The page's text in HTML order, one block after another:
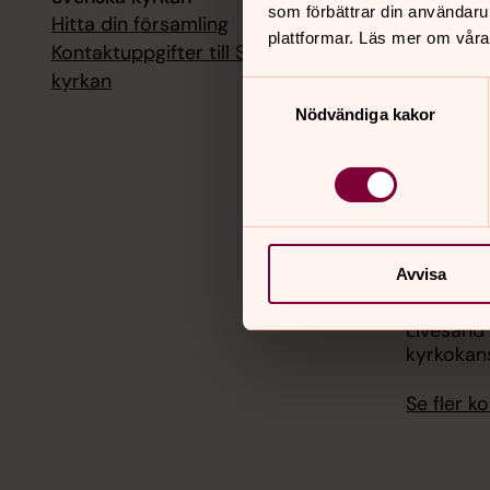
som förbättrar din
plattformar. Läs mer om
Nödvändiga kakor
Avvisa
Hitta din församling
Kontaktuppgifter till Svenska
kyrkan
1
Se fler